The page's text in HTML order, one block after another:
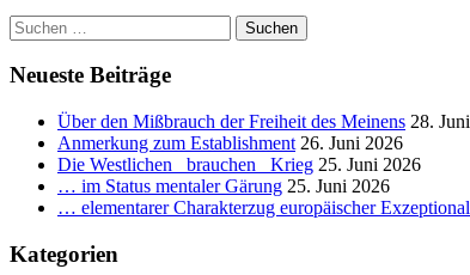
Gesellschaft
ihr
kanalisiertes
Entwicklungspotential.
Religion
bzw.
Ideologie.
Suchen
nach:
Neueste Beiträge
Über den Mißbrauch der Freiheit des Meinens 28.
Anmerkung zum Establishment 26. Juni 2026
Die Westlichen _brauchen_ Krieg 25. Juni 2026
… im Status mentaler Gärung 25. Juni 2026
… elementarer Charakterzug europäischer
Kategorien